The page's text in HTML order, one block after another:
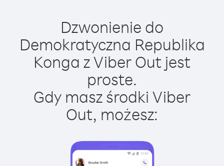
Dzwonienie do
Demokratyczna Republika
Konga z Viber Out jest
proste.
Gdy masz środki Viber
Out, możesz: